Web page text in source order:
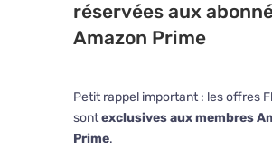
réservées aux
Amazon Prime
Petit rappel important : les offres
sontexclusives aux membres
Prime.